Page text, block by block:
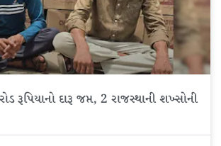
રૂપિયાનો દારૂ જપ્ત, 2 રાજસ્થાની શખ્સોની